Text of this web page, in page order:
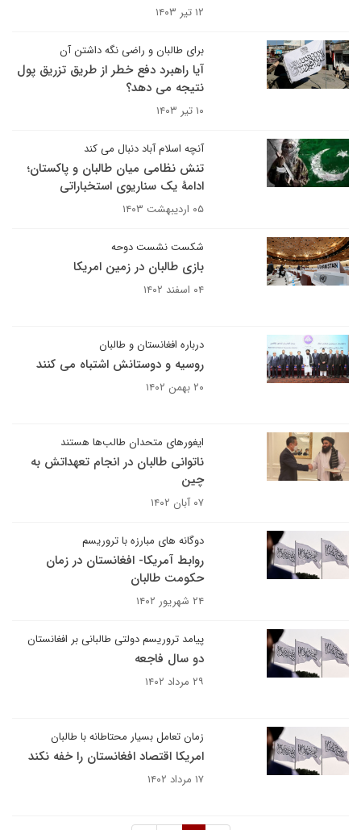
۱۲ تیر ۱۴۰۳
برای طالبان و راضی نگه داشتن آن
آیا راهبرد دفع خطر از طریق تزریق پول
نتیجه می دهد؟
۱۰ تیر ۱۴۰۳
آنچه اسلام آباد دنبال می کند
تنش نظامی میان طالبان و پاکستان؛
ادامۀ یک سناریوی استخباراتی
۰۵ اردیبهشت ۱۴۰۳
شکست نشست دوحه
بازی طالبان در زمین امریکا
۰۴ اسفند ۱۴۰۲
درباره افغانستان و طالبان
روسیه و دوستانش اشتباه می کنند
۲۰ بهمن ۱۴۰۲
ایغورهای متحدان طالب‌ها هستند
ناتوانی طالبان در انجام تعهداتش به
چین
۰۷ آبان ۱۴۰۲
دوگانه های مبارزه با تروریسم
روابط آمریکا- افغانستان در زمان
حکومت طالبان
۲۴ شهریور ۱۴۰۲
پیامد تروریسم دولتی طالبانی بر افغانستان
دو سال فاجعه
۲۹ مرداد ۱۴۰۲
زمان تعامل بسیار محتاطانه با طالبان
امریکا اقتصاد افغانستان را خفه نکند
۱۷ مرداد ۱۴۰۲